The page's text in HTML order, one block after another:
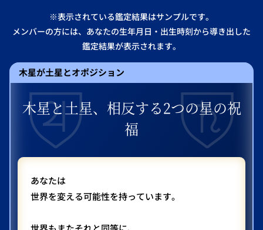
※表示されている鑑定結果はサンプルです。
メンバーの方には、あなたの生年月日・出生時刻から導き出した
鑑定結果が表示されます。
木星が土星とオポジション
木星と土星、相反する2つの星の祝
福
あなたは
世界を変える可能性を持っています。